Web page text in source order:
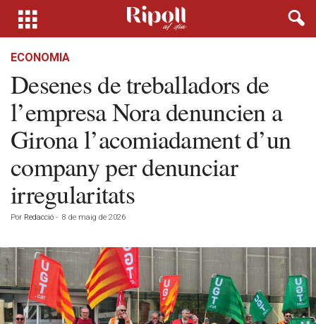
ECONOMIA
Desenes de treballadors de
l’empresa Nora denuncien a
Girona l’acomiadament d’un
company per denunciar
irregularitats
Por Redacció - 8 de maig de 2026